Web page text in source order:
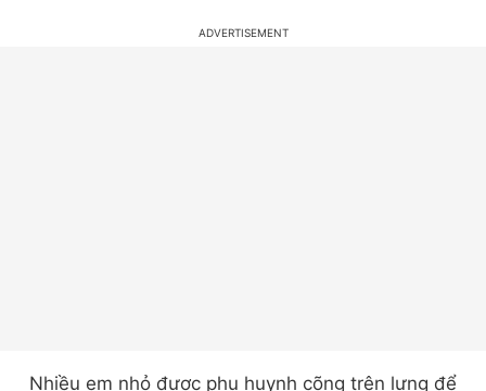
Nhiều em nhỏ được phụ huynh cõng trên lưng để